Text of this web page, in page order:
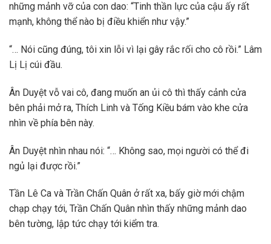
những mảnh vỡ của con dao: “Tinh thần lực của cậu ấy rất
mạnh, không thể nào bị điều khiển như vậy.”
“… Nói cũng đúng, tôi xin lỗi vì lại gây rắc rối cho cô rồi.” Lâm
Lị Lị cúi đầu.
Ân Duyệt vỗ vai cô, đang muốn an ủi cô thì thấy cảnh cửa
bên phải mở ra, Thích Linh và Tống Kiều bám vào khe cửa
nhìn về phía bên này.
Ân Duyệt nhìn nhau nói: “… Không sao, mọi người có thể đi
ngủ lại được rồi.”
Tần Lê Ca và Trần Chấn Quân ở rất xa, bấy giờ mới chậm
chạp chạy tới, Trần Chấn Quân nhìn thấy những mảnh dao
bên tường, lập tức chạy tới kiểm tra.